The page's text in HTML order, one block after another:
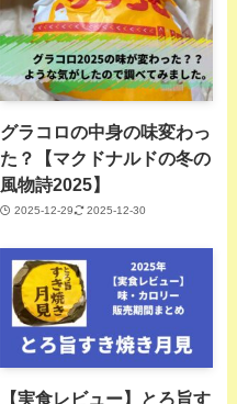
グラコロの中身の味変わっ
た？【マクドナルドの冬の
風物詩2025】
2025-12-29 2025-12-30
【実食レビュー】とろ旨す